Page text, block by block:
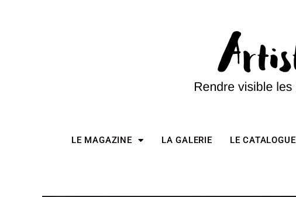
LE MAGAZINE LA GALERIE LE CATALOGUE